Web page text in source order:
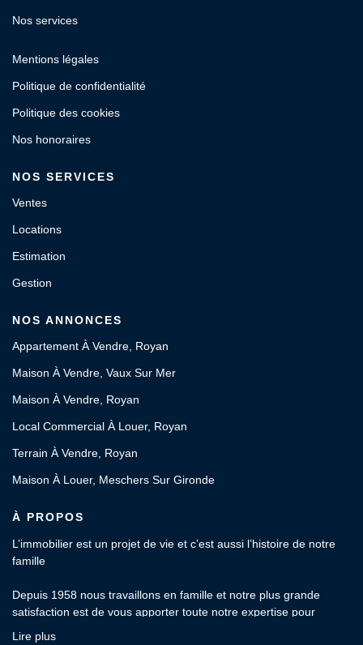
Nos services
Mentions légales
Politique de confidentialité
Politique des cookies
Nos honoraires
NOS SERVICES
Ventes
Locations
Estimation
Gestion
NOS ANNONCES
Appartement À Vendre, Royan
Maison À Vendre, Vaux Sur Mer
Maison À Vendre, Royan
Local Commercial À Louer, Royan
Terrain À Vendre, Royan
Maison À Louer, Meschers Sur Gironde
À PROPOS
L’immobilier est un projet de vie et c’est aussi l’histoire de notre
famille
Depuis 1958 nous travaillons en famille et notre plus grande
satisfaction est de vous apporter toute notre expertise pour
Lire plus